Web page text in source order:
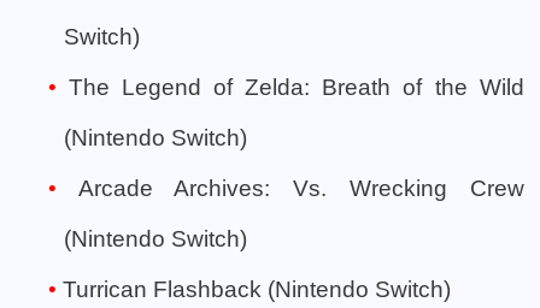
Switch)
The Legend of Zelda: Breath of the Wild
(Nintendo Switch)
Arcade Archives: Vs. Wrecking Crew
(Nintendo Switch)
Turrican Flashback (Nintendo Switch)